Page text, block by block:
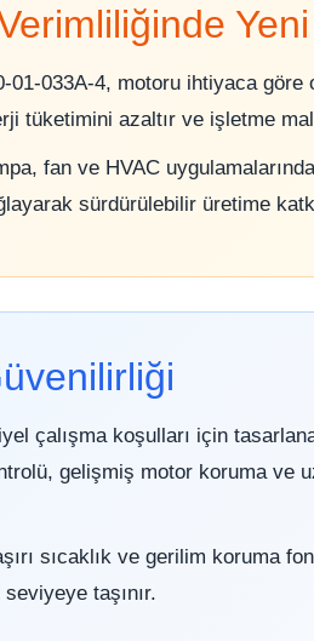
01-033A-4, motoru ihtiyaca göre
tüketimini azaltır ve işletme
fan ve HVAC
sürdürülebilir üretime
çalışma koşulları için
gelişmiş motor koruma ve
sıcaklık ve gerilim koruma
taşınır.